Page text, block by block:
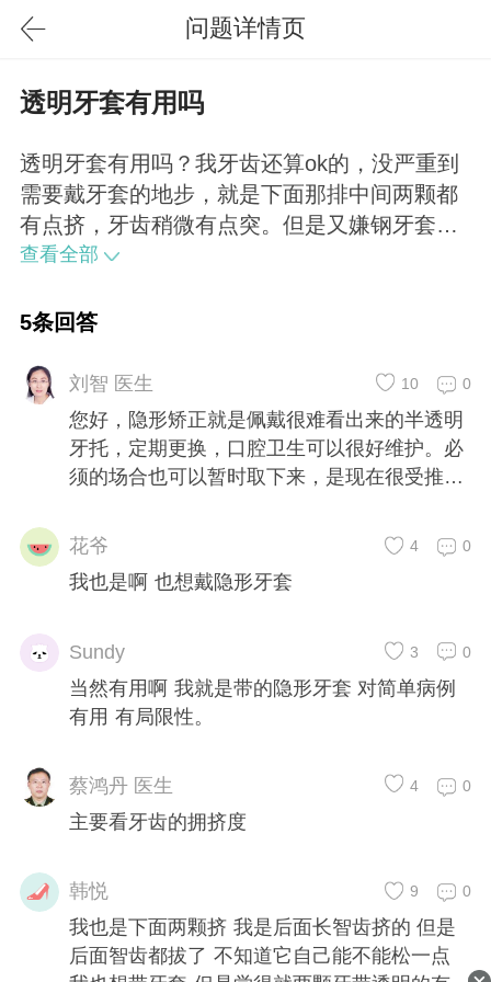
问题详情页
透明牙套有用吗
透明牙套有用吗？我牙齿还算ok的，没严重到
需要戴牙套的地步，就是下面那排中间两颗都
有点挤，牙齿稍微有点突。但是又嫌钢牙套太
丑了，还不能自己取。之前在医院医生推荐一
可以自己更换。但是看到网上说这种牙套没有
吗？
查看全部
5条回答
刘智 医生 0
10
您好，隐形矫正就是佩戴很难看出来的半透明
牙托，定期更换，口腔卫生可以很好维护。必
须的场合也可以暂时取下来，是现在很受推荐
检查，界定一下适不适合。
花爷 0
4
我也是啊 也想戴隐形牙套
Sundy 0
3
当然有用啊 我就是带的隐形牙套 对简单病例
有用 有局限性。
蔡鸿丹 医生 0
4
主要看牙齿的拥挤度
韩悦 0
9
我也是下面两颗挤 我是后面长智齿挤的 但是
后面智齿都拔了 不知道它自己能不能松一点